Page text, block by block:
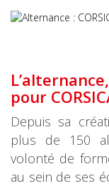
pour
Depuis sa
plus de 150
volonté de
au sein de ses